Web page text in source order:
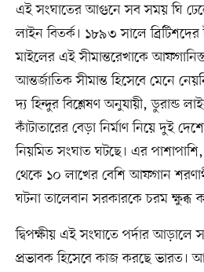
এই সংঘাতের আগুনে সব সময় ঘি
লাইন বিতর্ক। ১৮৯৩ সালে
মাইলের এই সীমান্তরেখাকে
আন্তর্জাতিক সীমান্ত হিসেবে মেনে
দ্য হিন্দুর বিশ্লেষণ অনুযায়ী, ডুরান্ড
কাঁটাতারের বেড়া নির্মাণ নিয়ে দুই
নিয়মিত সংঘাত ঘটছে। এর
থেকে ১০ লাখের বেশি আফগান
ঘটনা তালেবান সরকারকে চরম ক্ষুব্ধ
দ্বিপক্ষীয় এই সংঘাতে পর্দার আড়ালে
প্রভাবক হিসেবে কাজ করছে ভারত।